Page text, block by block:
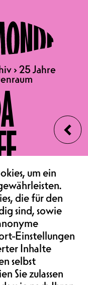
‹
›25 Jahre
›25 Jahre
DER
Frauen
sich zu
zu
und
um ein
die für den
sind, sowie
Einstellungen
Inhalte
selbst
Sie zulassen